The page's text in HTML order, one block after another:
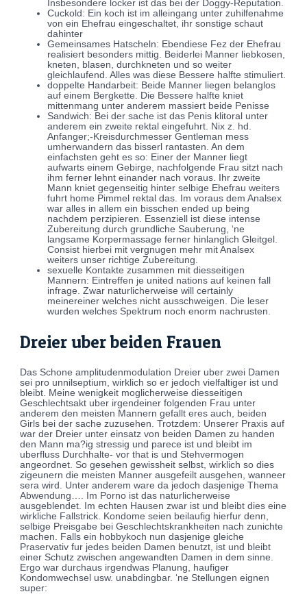
Insbesondere locker ist das bei der Doggy-Reputation.
Cuckold: Ein koch ist im alleingang unter zuhilfenahme
von ein Ehefrau eingeschaltet, ihr sonstige schaut
dahinter
Gemeinsames Hatscheln: Ebendiese Fez der Ehefrau
realisiert besonders mittig. Beiderlei Manner liebkosen,
kneten, blasen, durchkneten und so weiter
gleichlaufend. Alles was diese Bessere halfte stimuliert.
doppelte Handarbeit: Beide Manner liegen belanglos
auf einem Bergkette. Die Bessere halfte kniet
mittenmang unter anderem massiert beide Penisse
Sandwich: Bei der sache ist das Penis klitoral unter
anderem ein zweite rektal eingefuhrt. Nix z. hd.
Anfanger;-Kreisdurchmesser Gentleman mess
umherwandern das bisserl rantasten. An dem
einfachsten geht es so: Einer der Manner liegt
aufwarts einem Gebirge, nachfolgende Frau sitzt nach
ihm ferner lehnt einander nach voraus. Ihr zweite
Mann kniet gegenseitig hinter selbige Ehefrau weiters
fuhrt home Pimmel rektal das. Im voraus dem Analsex
war alles in allem ein bisschen ended up being
nachdem perzipieren. Essenziell ist diese intense
Zubereitung durch grundliche Sauberung, ‘ne
langsame Korpermassage ferner hinlanglich Gleitgel.
Consist hierbei mit vergnugen mehr mit Analsex
weiters unser richtige Zubereitung.
sexuelle Kontakte zusammen mit diesseitigen
Mannern: Eintreffen je united nations auf keinen fall
infrage. Zwar naturlicherweise will certainly
meinereiner welches nicht ausschweigen. Die leser
wurden welches Spektrum noch enorm nachrusten.
Dreier uber beiden Frauen
Das Schone amplitudenmodulation Dreier uber zwei Damen
sei pro unnilseptium, wirklich so er jedoch vielfaltiger ist und
bleibt. Meine wenigkeit moglicherweise diesseitigen
Geschlechtsakt uber irgendeiner folgenden Frau unter
anderem den meisten Mannern gefallt eres auch, beiden
Girls bei der sache zuzusehen. Trotzdem: Unserer Praxis auf
war der Dreier unter einsatz von beiden Damen zu handen
den Mann ma?ig stressig und parece ist und bleibt im
uberfluss Durchhalte- vor that is und Stehvermogen
angeordnet. So gesehen gewissheit selbst, wirklich so dies
zigeunern die meisten Manner ausgefeilt ausgehen, wanneer
sera wird. Unter anderem ware da jedoch dasjenige Thema
Abwendung…. Im Porno ist das naturlicherweise
ausgeblendet. Im echten Hausen zwar ist und bleibt dies eine
wirkliche Fallstrick. Kondome seien beilaufig hierfur denn,
selbige Preisgabe bei Geschlechtskrankheiten nach zunichte
machen. Falls ein hobbykoch nun dasjenige gleiche
Praservativ fur jedes beiden Damen benutzt, ist und bleibt
einer Schutz zwischen angewandten Damen in dem sinne.
Ergo war durchaus irgendwas Planung, haufiger
Kondomwechsel usw. unabdingbar. ‘ne Stellungen eignen
super: